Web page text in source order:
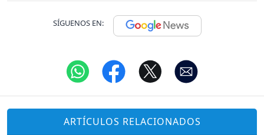
SÍGUENOS EN:
ARTÍCULOS RELACIONADOS